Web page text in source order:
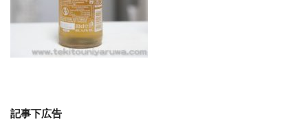
記事下広告